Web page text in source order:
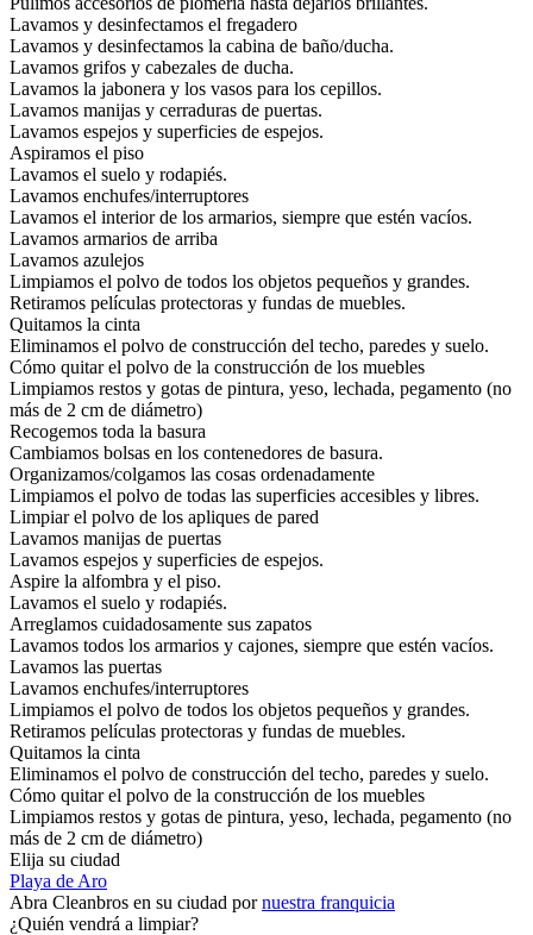
Lavamos y desinfectamos el fregadero
Lavamos y desinfectamos la cabina de baño/ducha.
Lavamos grifos y cabezales de ducha.
Lavamos la jabonera y los vasos para los cepillos.
Lavamos manijas y cerraduras de puertas.
Lavamos espejos y superficies de espejos.
Aspiramos el piso
Lavamos el suelo y rodapiés.
Lavamos enchufes/interruptores
Lavamos el interior de los armarios, siempre que estén vacíos.
Lavamos armarios de arriba
Lavamos azulejos
Limpiamos el polvo de todos los objetos pequeños y grandes.
Retiramos películas protectoras y fundas de muebles.
Quitamos la cinta
Eliminamos el polvo de construcción del techo, paredes y suelo.
Cómo quitar el polvo de la construcción de los muebles
Limpiamos restos y gotas de pintura, yeso, lechada, pegamento (no
más de 2 cm de diámetro)
Recogemos toda la basura
Cambiamos bolsas en los contenedores de basura.
Organizamos/colgamos las cosas ordenadamente
Limpiamos el polvo de todas las superficies accesibles y libres.
Limpiar el polvo de los apliques de pared
Lavamos manijas de puertas
Lavamos espejos y superficies de espejos.
Aspire la alfombra y el piso.
Lavamos el suelo y rodapiés.
Arreglamos cuidadosamente sus zapatos
Lavamos todos los armarios y cajones, siempre que estén vacíos.
Lavamos las puertas
Lavamos enchufes/interruptores
Limpiamos el polvo de todos los objetos pequeños y grandes.
Retiramos películas protectoras y fundas de muebles.
Quitamos la cinta
Eliminamos el polvo de construcción del techo, paredes y suelo.
Cómo quitar el polvo de la construcción de los muebles
Limpiamos restos y gotas de pintura, yeso, lechada, pegamento (no
más de 2 cm de diámetro)
Elija su ciudad
Playa de Aro
Abra Cleanbros en su ciudad pornuestra franquicia
¿Quién vendrá a limpiar?